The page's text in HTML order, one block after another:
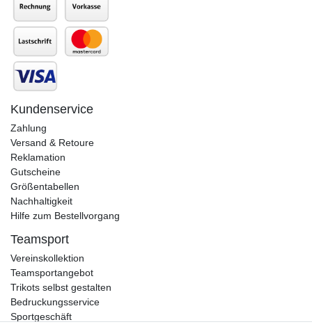
Kundenservice
Zahlung
Versand & Retoure
Reklamation
Gutscheine
Größentabellen
Nachhaltigkeit
Hilfe zum Bestellvorgang
Teamsport
Vereinskollektion
Teamsportangebot
Trikots selbst gestalten
Bedruckungsservice
Sportgeschäft